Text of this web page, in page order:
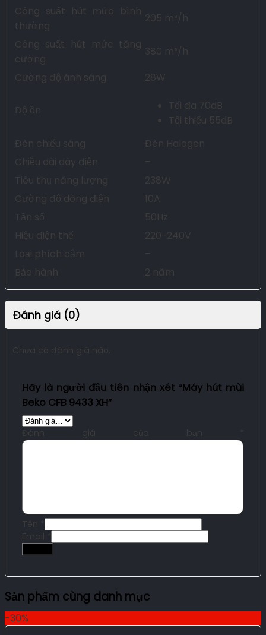
Công suất hút mức bình
thường
205 m³/h
Công suất hút mức tăng
cường
380 m³/h
Cường độ ánh sáng
28W
Độ ồn
Tối đa 70dB
Tối thiểu 55dB
Đèn chiếu sáng
Đèn Halogen
Chiều dài dây điện
Tiêu thụ năng lượng
238W
Cường độ dòng điện
Tần số
50Hz
Hiệu điện thế
220-240V
Loại phích cắm
2 năm
Đánh giá (0)
Chưa có đánh giá nào.
Hãy là người đầu tiên nhận xét “Máy hút mùi
Beko CFB 9433 XH”
Đánh giá của bạn
Tên
Sản phẩm cùng danh mục
-30%